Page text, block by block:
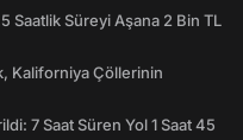
Saatlik Süreyi Aşana 2 Bin TL
Kaliforniya Çöllerinin
7 Saat Süren Yol 1 Saat 45